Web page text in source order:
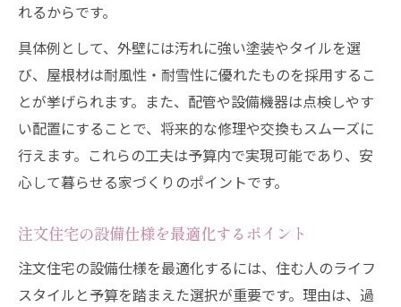
れるからです。
具体例として、外壁には汚れに強い塗装やタイルを選
び、屋根材は耐風性・耐雪性に優れたものを採用するこ
とが挙げられます。また、配管や設備機器は点検しやす
い配置にすることで、将来的な修理や交換もスムーズに
行えます。これらの工夫は予算内で実現可能であり、安
心して暮らせる家づくりのポイントです。
注文住宅の設備仕様を最適化するポイント
注文住宅の設備仕様を最適化するには、住む人のライフ
スタイルと予算を踏まえた選択が重要です。理由は、過